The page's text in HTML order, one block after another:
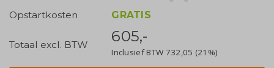
Opstartkosten
GRATIS
Totaal excl. BTW 605,-
Inclusief BTW 732,05 (21%)